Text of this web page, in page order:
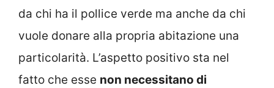
da chi ha il pollice verde ma anche da chi
vuole donare alla propria abitazione una
particolarità. L’aspetto positivo sta nel
fatto che esse non necessitano di